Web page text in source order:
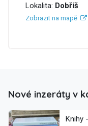
Lokalita: Dobříš
Zobrazit na mapě
Nové inzeráty v
Knihy